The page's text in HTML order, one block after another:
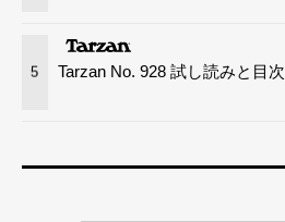
5 Tarzan No. 928 試し読みと目次